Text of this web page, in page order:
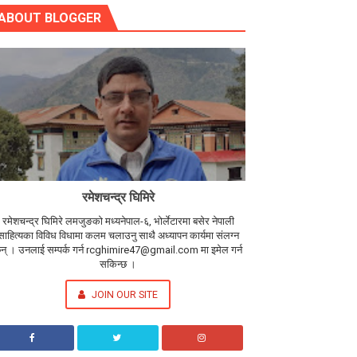
BLOGGER
रमेशचन्द्र घिमिरे
रमेशचन्द्र घिमिरे लमजुङको मध्यनेपाल-६, भोर्लेटारमा बसेर नेपाली
विविध विधामा कलम चलाउनु साथै अध्यापन कार्यमा संलग्न
। उनलाई सम्पर्क गर्न rcghimire47@gmail.com मा इमेल गर्न
सकिन्छ ।
JOIN OUR SITE